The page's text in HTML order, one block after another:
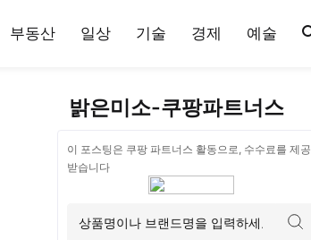
부동산 일상 기술 경제 예술
밝은미소-쿠팡파트너스
이 포스팅은 쿠팡 파트너스 활동으로, 수수료를 제공
받습니다